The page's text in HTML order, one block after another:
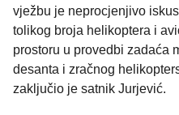
vježbu je neprocjenjivo
tolikog broja helikoptera i
prostoru u provedbi zadaća
desanta i zračnog
zaključio je satnik Jurjević.